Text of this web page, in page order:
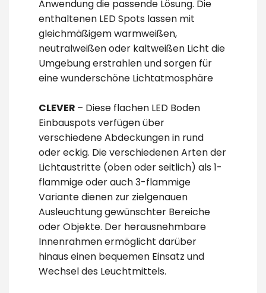
Anwendung die passende Lösung. Die
enthaltenen LED Spots lassen mit
gleichmäßigem warmweißen,
neutralweißen oder kaltweißen Licht die
Umgebung erstrahlen und sorgen für
eine wunderschöne Lichtatmosphäre
CLEVER – Diese flachen LED Boden
Einbauspots verfügen über
verschiedene Abdeckungen in rund
oder eckig. Die verschiedenen Arten der
Lichtaustritte (oben oder seitlich) als 1-
flammige oder auch 3-flammige
Variante dienen zur zielgenauen
Ausleuchtung gewünschter Bereiche
oder Objekte. Der herausnehmbare
Innenrahmen ermöglicht darüber
hinaus einen bequemen Einsatz und
Wechsel des Leuchtmittels.